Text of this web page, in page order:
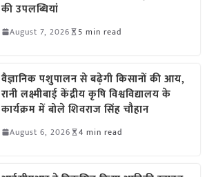
की उपलब्धियां
August 7, 2026 5 min read
वैज्ञानिक पशुपालन से बढ़ेगी किसानों की आय,
रानी लक्ष्मीबाई केंद्रीय कृषि विश्वविद्यालय के
कार्यक्रम में बोले शिवराज सिंह चौहान
August 6, 2026 4 min read